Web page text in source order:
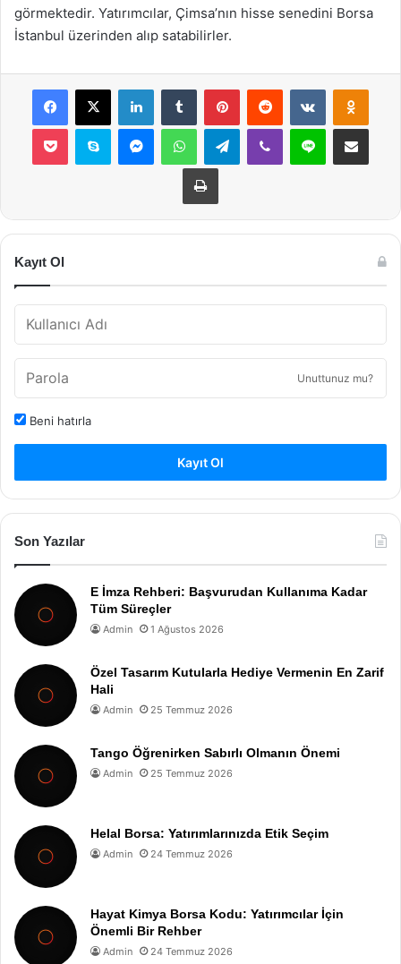
görmektedir. Yatırımcılar, Çimsa’nın hisse senedini Borsa
İstanbul üzerinden alıp satabilirler.
Facebook
X LinkedInTumblr PinterestReddit VKontakte
Pocket Skype MessengerWhatsAppTelegramViber Line E-Posta ile
Yazdır
Kayıt Ol
Unuttunuz mu?
Beni hatırla
Kayıt Ol
Son Yazılar
E İmza Rehberi: Başvurudan Kullanıma Kadar
Tüm Süreçler
Admin 1 Ağustos 2026
Özel Tasarım Kutularla Hediye Vermenin En Zarif
Hali
Admin 25 Temmuz 2026
Tango Öğrenirken Sabırlı Olmanın Önemi
Admin 25 Temmuz 2026
Helal Borsa: Yatırımlarınızda Etik Seçim
Admin 24 Temmuz 2026
Hayat Kimya Borsa Kodu: Yatırımcılar İçin
Önemli Bir Rehber
Admin 24 Temmuz 2026